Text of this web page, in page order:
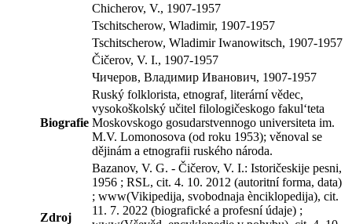
Chicherov, V., 1907-1957
Tschitscherow, Wladimir, 1907-1957
Tschitscherow, Wladimir Iwanowitsch, 1907-1957
Čičerov, V. I., 1907-1957
Чичеров, Владимир Иванович, 1907-1957
Biografie
Ruský folklorista, etnograf, literární vědec,
vysokoškolský učitel filologičeskogo fakul‘teta
Moskovskogo gosudarstvennogo universiteta im.
M.V. Lomonosova (od roku 1953); věnoval se
dějinám a etnografii ruského národa.
Zdroj
Bazanov, V. G. - Čičerov, V. I.: Istoričeskije pesni,
1956 ; RSL, cit. 4. 10. 2012 (autoritní forma, data)
; www(Vikipedija, svobodnaja ènciklopedija), cit.
11. 7. 2022 (biografické a profesní údaje) ;